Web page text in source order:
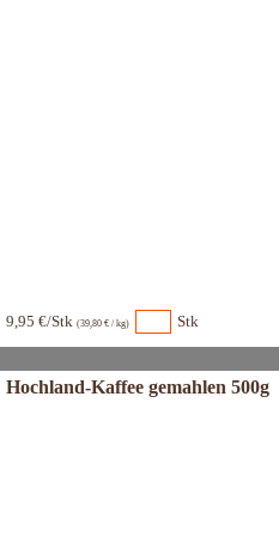
9,95 €/Stk (39,80 € / kg) Stk
Hochland-Kaffee gemahlen 500g